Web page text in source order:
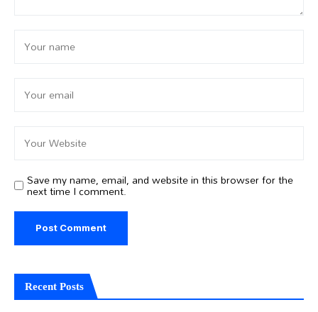
Save my name, email, and website in this browser for the
next time I comment.
Recent Posts